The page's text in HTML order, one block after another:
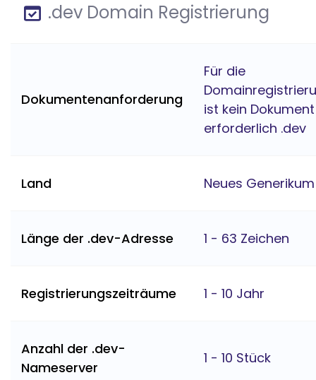
.dev Domain Registrierung
Dokumentenanforderung
Für die
ist kein Dokument
erforderlich .dev
Land Neues Generikum
Länge der .dev-Adresse 1 - 63 Zeichen
Registrierungszeiträume 1 - 10 Jahr
Anzahl der .dev-
Nameserver
1 - 10 Stück